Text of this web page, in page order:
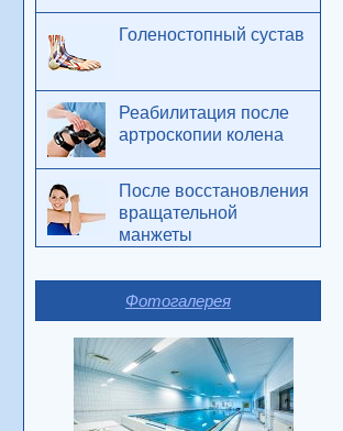
Голеностопный сустав
Реабилитация после
артроскопии колена
После восстановления
вращательной
манжеты
Фотогалерея